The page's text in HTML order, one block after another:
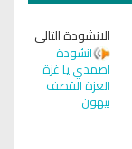
الانشودة التالي
انشودة
اصمدي يا غزة
العزة القصف
بيهون